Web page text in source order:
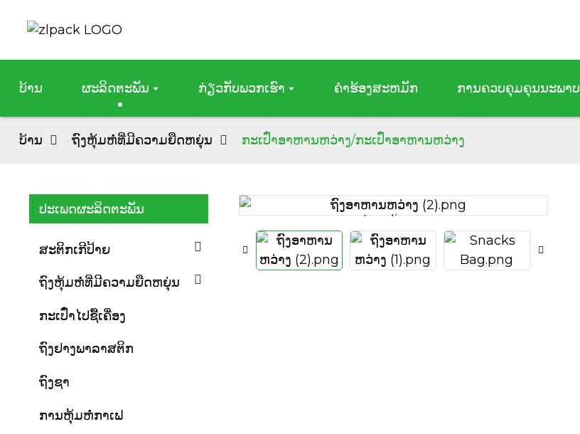
ບ້ານ ຜະລິດຕະພັນ ກ່ຽວກັບພວກເຮົາ ຄໍາຮ້ອງສະຫມັກ ການຄວບຄຸມຄຸນນະພາບ
ບ້ານ ຖົງຫຸ້ມຫໍ່ທີ່ມີຄວາມຍືດຫຍຸ່ນ ກະເປົ໋າອາຫານຫວ່າງ/ກະເປົ໋າອາຫານຫວ່າງ
ປະເພດຜະລິດຕະພັນ
ສະຕິກເກີປ້າຍ
ຖົງຫຸ້ມຫໍ່ທີ່ມີຄວາມຍືດຫຍຸ່ນ
ກະເປົ໋າໄປຊື້ເຄື່ອງ
ຖົງຢາງພາລາສຕິກ
ຖົງຊາ
ການຫຸ້ມຫໍ່ກາເຟ
Loading...
Loading... Loading...
Loading...